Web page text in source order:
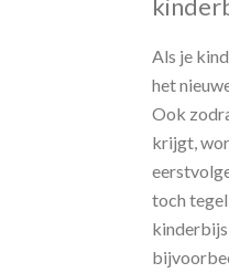
Als je
het
Ook
krijgt,
toch